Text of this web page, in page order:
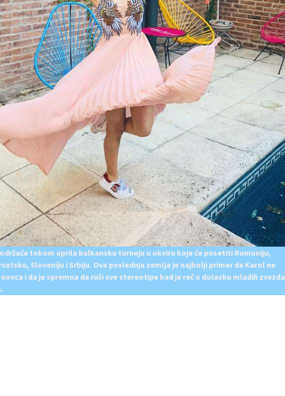
tokom aprila balkansku turneju u okviru koje će posetiti Rumuniju,
Sloveniju i Srbiju. Ova poslednja zemlja je najbolji primer da Karol ne
i da je spremna da ruši sve stereotipe kad je reč o dolasku mladih zvezda